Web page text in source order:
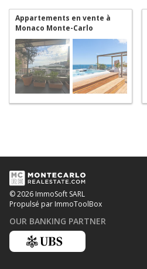
Appartements en vente à
Monaco Monte-Carlo
© 2026 ImmoSoft SARL
Propulsé par ImmoToolBox
OUR BANKING PARTNER